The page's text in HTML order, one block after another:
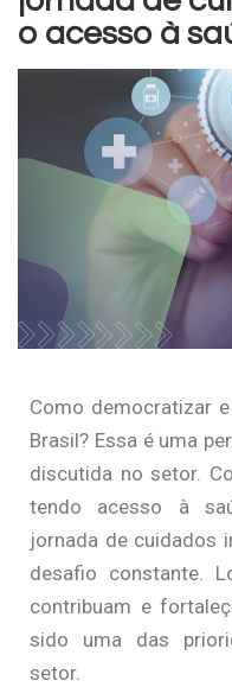
o acesso à
Como democratizar
Brasil? Essa é uma
discutida no setor.
tendo acesso à
jornada de cuidados
desafio constante.
contribuam e
sido uma das
setor.